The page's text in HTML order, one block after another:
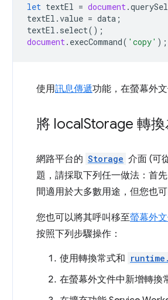
let textEl = document.
textEl .value = data ;
textEl . select();
document. execCommand( 'copy' );
使用訊息傳遞功能，在螢幕外
將 localStorage 轉
網路平台的 Storage 介面 (可
題，請採取下列任一做法：首
間適用於大多數用途，但您也
您也可以將其呼叫移至螢幕外
按照下列步驟操作：
使用轉換常式和
在螢幕外文件中新增轉換